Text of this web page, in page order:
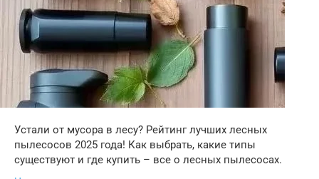
Устали от мусора в лесу? Рейтинг лучших лесных
пылесосов 2025 года! Как выбрать, какие типы
существуют и где купить – все о лесных пылесосах.